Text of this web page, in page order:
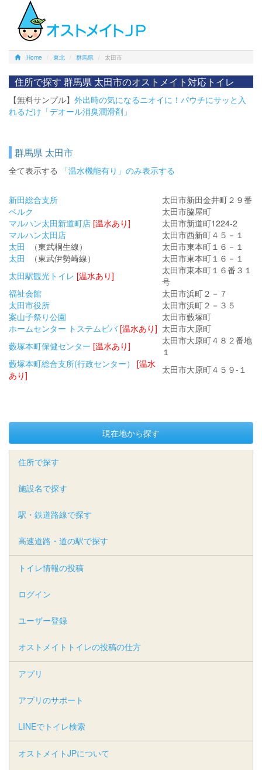
Home 東北 群馬県 太田市
住所で探す 群馬県 太田市のオストメイト対応トイレ
【無料サンプル】 外出時の気になるニオイに！パウチにサッと入
れるだけ「デオール消臭潤滑剤」
群馬県 太田市
全て表示する 「温水機能有り」のみ表示する
新田総合支所
太田市新田金井町２９番
ベルク
太田市脇屋町
マルハン太田新道町店 [温水あり]
太田市新道町1224-2
マルハン太田店
太田市西新町４５－１
太田 （東武桐生線）
太田市東本町１６－１
太田 （東武伊勢崎線）
太田市東本町１６－１
太田駅観光トイレ [温水あり]
太田市東本町１６番３１
号
福祉会館
太田市浜町２－７
太田市役所
太田市浜町２－３５
案山子祭り公園
太田市藪塚町
ホームセンター トステムビバ [温水あり] 太田市大原町
藪塚本町保健センター [温水あり]
太田市大原町４８２番地
１
藪塚本町総合支所(行政センター）
[温水
あり]
太田市大原町４５９-１
現在地から探す
住所で探す
施設名で探す
駅・鉄道路線で探す
高速道路・道の駅で探す
トイレ情報の投稿
ログイン
ユーザー登録
オストメイトトイレの投稿の仕方
アプリ
アプリのサポート
LINEでトイレ検索
オストメイトJPについて